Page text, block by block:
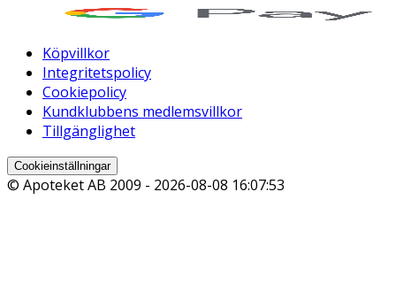
Köpvillkor
Integritetspolicy
Cookiepolicy
Kundklubbens medlemsvillkor
Tillgänglighet
Cookieinställningar
© Apoteket AB 2009 - 2026-08-08 16:07:53